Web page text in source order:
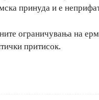
принуда и е
ограничувања на
притисок.